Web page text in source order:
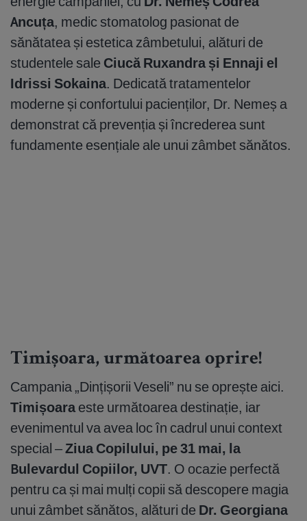
Ancuța, medic stomatolog pasionat de
sănătatea și estetica zâmbetului, alături de
studentele sale Ciucă Ruxandra și Ennaji el
Idrissi Sokaina. Dedicată tratamentelor
moderne și confortului pacienților, Dr. Nemeș a
demonstrat că prevenția și încrederea sunt
fundamente esențiale ale unui zâmbet sănătos.
Timișoara, următoarea oprire!
Campania „Dințișorii Veseli” nu se oprește aici.
Timișoara este următoarea destinație, iar
evenimentul va avea loc în cadrul unui context
special –Ziua Copilului, pe 31 mai, la
Bulevardul Copiilor, UVT. O ocazie perfectă
pentru ca și mai mulți copii să descopere magia
unui zâmbet sănătos, alături de Dr. Georgiana